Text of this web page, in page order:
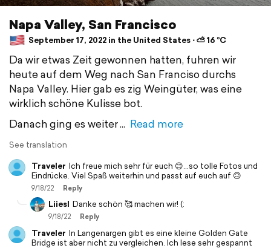
Napa Valley, San Francisco
September 17, 2022 in the United States ⋅ ⛅ 16 °C
Da wir etwas Zeit gewonnen hatten, fuhren wir
heute auf dem Weg nach San Franciso durchs
Napa Valley. Hier gab es zig Weingüter, was eine
wirklich schöne Kulisse bot.
Danach ging es weiter
Read more
See translation
Traveler Ich freue mich sehr für euch 😊…so tolle Fotos und
Eindrücke. Viel Spaß weiterhin und passt auf euch auf 🙃
9/18/22 Reply
Liiesl Danke schön 🥰 machen wir! (:
9/18/22 Reply
Traveler In Langenargen gibt es eine kleine Golden Gate
Bridge ist aber nicht zu vergleichen. Ich lese sehr gespannt